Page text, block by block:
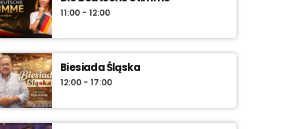
11:00 - 12:00
Biesiada Śląska
12:00 - 17:00